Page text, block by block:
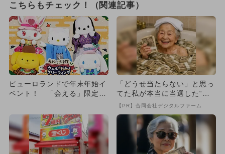
こちらもチェック！（関連記事）
ピューロランドで年末年始イ
ベント！ 「会える」限定企
「どうせ当たらない」と思っ
てた私が本当に当選した“買
い方”がこれ
【PR】合同会社デジタルファーム